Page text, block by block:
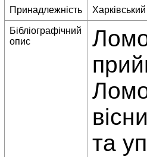
Принадлежність
Бібліографічний
опис
та